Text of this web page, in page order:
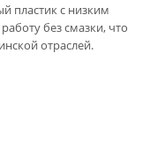
пластик с низким
без смазки, что
отраслей.